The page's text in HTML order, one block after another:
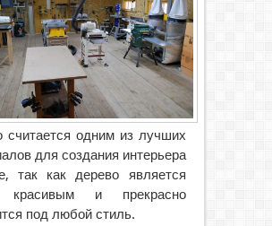
считается одним из лучших
для создания интерьера
так как дерево является
красивым и прекрасно
под любой стиль.